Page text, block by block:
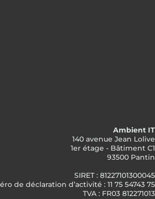
Ambient IT
140 avenue Jean Lolive
1er étage - Bâtiment C1
93500 Pantin
SIRET : 81227101300045
de déclaration d’activité : 11 75 54743 75
TVA : FR03 812271013